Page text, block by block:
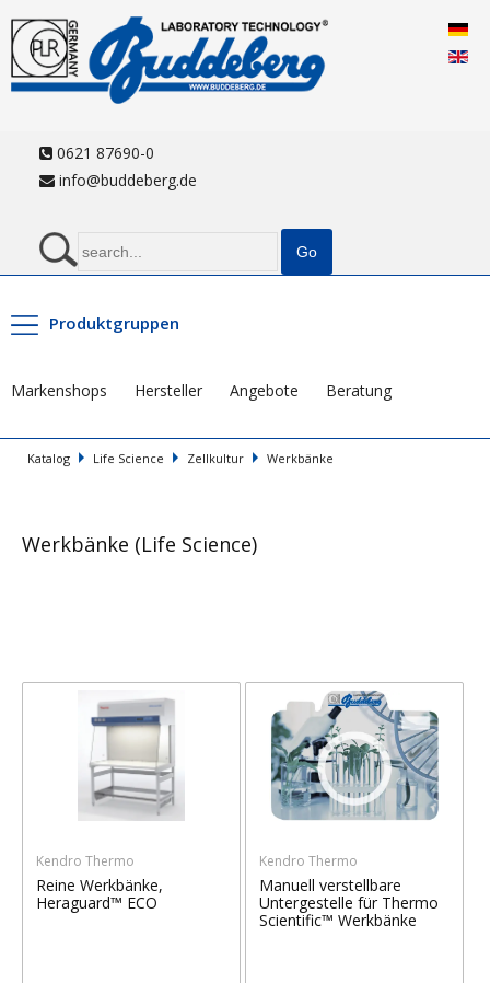
0621 87690-0
info@buddeberg.de
Produktgruppen
Markenshops Hersteller Angebote Beratung
Katalog Life Science Zellkultur Werkbänke
Werkbänke (Life Science)
Kendro Thermo
Reine Werkbänke,
Heraguard™ ECO
Kendro Thermo
Manuell verstellbare
Untergestelle für Thermo
Scientific™ Werkbänke